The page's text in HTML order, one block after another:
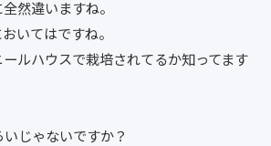
然違いますね。
いてはですね。
ルハウスで栽培されてるか知ってます
じゃないですか？